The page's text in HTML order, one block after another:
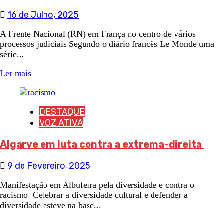
16 de Julho, 2025
A Frente Nacional (RN) em França no centro de vários
processos judiciais Segundo o diário francês Le Monde uma
série...
Ler mais
DESTAQUE
VOZ ATIVA
Algarve em luta contra a extrema-direita
9 de Fevereiro, 2025
Manifestação em Albufeira pela diversidade e contra o
racismo Celebrar a diversidade cultural e defender a
diversidade esteve na base...